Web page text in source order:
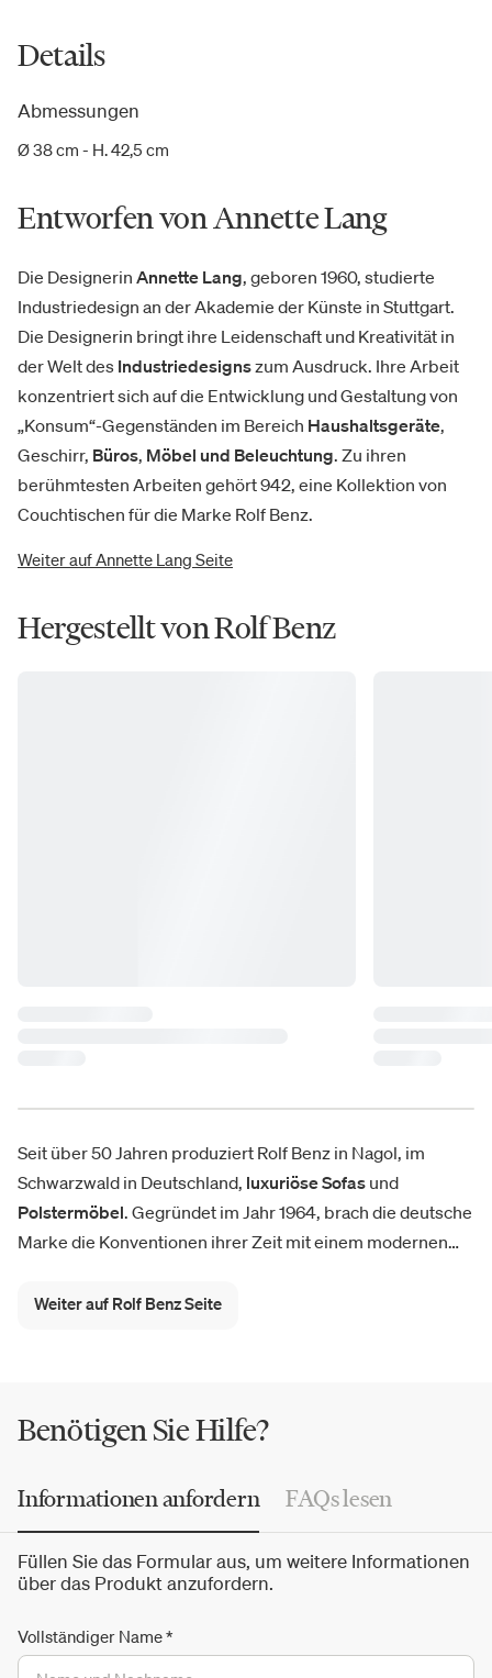
Details
Abmessungen
Ø 38 cm - H. 42,5 cm
Entworfen von Annette Lang
Die Designerin Annette Lang, geboren 1960, studierte
Industriedesign an der Akademie der Künste in Stuttgart.
Die Designerin bringt ihre Leidenschaft und Kreativität in
der Welt des Industriedesignszum Ausdruck. Ihre Arbeit
konzentriert sich auf die Entwicklung und Gestaltung von
„Konsum“-Gegenständen im Bereich Haushaltsgeräte,
Geschirr, Büros, Möbel und Beleuchtung. Zu ihren
berühmtesten Arbeiten gehört 942, eine Kollektion von
Couchtischen für die Marke Rolf Benz.
Weiter auf Annette Lang Seite
Hergestellt von Rolf Benz
Seit über 50 Jahren produziert Rolf Benz in Nagol, im
Schwarzwald in Deutschland, luxuriöse Sofas und
Polstermöbel. Gegründet im Jahr 1964, brach die deutsche
Marke die Konventionen ihrer Zeit mit einem modernen
Sofasysteme von Rolf Benz. Der Rolf Benz-Katalog umfasst
Produkte sind unter anderem das Modulsofa Cara Classic
008 und der Rolf Benz 6500.
Weiter auf Rolf Benz Seite
Benötigen Sie Hilfe?
Informationen anfordern FAQs lesen
Füllen Sie das Formular aus, um weitere Informationen
über das Produkt anzufordern.
Vollständiger Name*